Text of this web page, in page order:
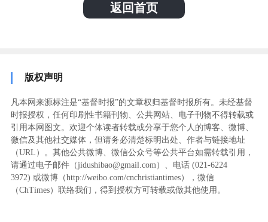
返回首页
版权声明
凡本网来源标注是“基督时报”的文章权归基督时报所有。未经基督
时报授权，任何印刷性书籍刊物、公共网站、电子刊物不得转载或
引用本网图文。欢迎个体读者转载或分享于您个人的博客、微博、
微信及其他社交媒体，但请务必清楚标明出处、作者与链接地址
（URL）。其他公共微博、微信公众号等公共平台如需转载引用，
请通过电子邮件（jidushibao@gmail.com）、电话 (021-6224
3972) ‬或微博（http://weibo.com/cnchristiantimes），微信
（ChTimes）联络我们，得到授权方可转载或做其他使用。